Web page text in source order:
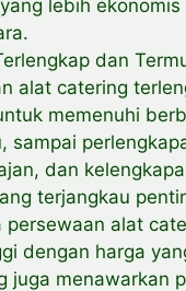
lebih
dan
alat catering
memenuhi
sampai
dan
terjangkau
alat
dengan harga
juga menawarkan